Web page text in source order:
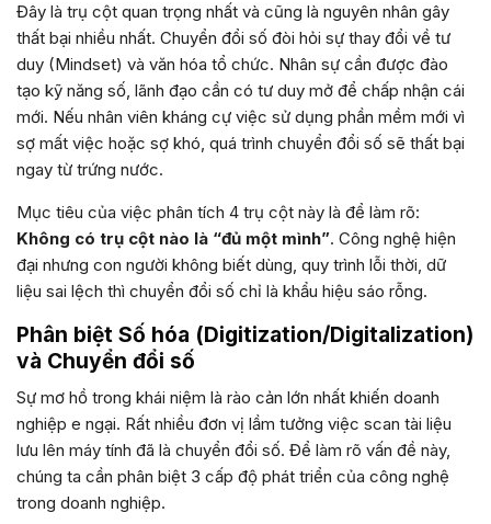
Đây là trụ cột quan trọng nhất và cũng là nguyên nhân gây
thất bại nhiều nhất. Chuyển đổi số đòi hỏi sự thay đổi về tư
duy (Mindset) và văn hóa tổ chức. Nhân sự cần được đào
tạo kỹ năng số, lãnh đạo cần có tư duy mở để chấp nhận cái
mới. Nếu nhân viên kháng cự việc sử dụng phần mềm mới vì
sợ mất việc hoặc sợ khó, quá trình chuyển đổi số sẽ thất bại
ngay từ trứng nước.
Mục tiêu của việc phân tích 4 trụ cột này là để làm rõ:
Không có trụ cột nào là “đủ một mình”. Công nghệ hiện
đại nhưng con người không biết dùng, quy trình lỗi thời, dữ
liệu sai lệch thì chuyển đổi số chỉ là khẩu hiệu sáo rỗng.
Phân biệt Số hóa (Digitization/Digitalization)
và Chuyển đổi số
Sự mơ hồ trong khái niệm là rào cản lớn nhất khiến doanh
nghiệp e ngại. Rất nhiều đơn vị lầm tưởng việc scan tài liệu
lưu lên máy tính đã là chuyển đổi số. Để làm rõ vấn đề này,
chúng ta cần phân biệt 3 cấp độ phát triển của công nghệ
trong doanh nghiệp.